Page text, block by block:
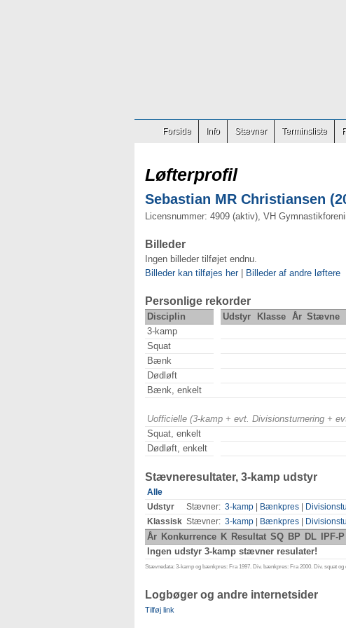
Forside Info Stævner Terminsliste
Løfterprofil
Sebastian MR Christiansen
Licensnummer: 4909 (aktiv), VH
Billeder
Ingen billeder tilføjet endnu.
Billeder kan tilføjes her| Billeder af andre løftere
Personlige rekorder
Disciplin Udstyr Klasse År Stævne
3-kamp
Squat
Bænk
Dødløft
Bænk, enkelt
Uofficielle (3-kamp + evt. Divisionsturnering +
Squat, enkelt
Dødløft, enkelt
Stævneresultater, 3-kamp udstyr
Alle
Udstyr
Stævner: 3-kamp Bænkpres
Klassisk Stævner: 3-kamp Bænkpres
År Konkurrence K Resultat SQ BP DL IPF-P
Ingen udstyr 3-kamp stævner resulater!
Stævnedata: 3-kamp og bænkpres: Fra 1997. Div. bænkpres: Fra 2000. Div. squat
Logbøger og andre internetsider
Tilføj link